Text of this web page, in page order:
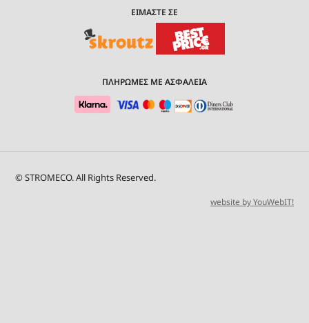
ΕΙΜΑΣΤΕ ΣΕ
ΠΛΗΡΩΜΕΣ ΜΕ ΑΣΦΑΛΕΙΑ
© STROMECO. All Rights Reserved.
website by YouWebIT!